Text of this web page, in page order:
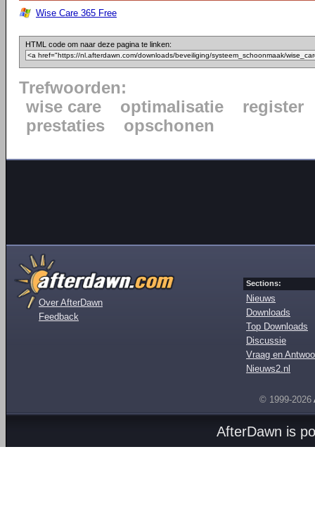
Wise Care 365 Free
HTML code om naar deze pagina te linken:
Trefwoorden:
wise care
optimalisatie
register
prestaties
opschonen
Over AfterDawn
Feedback
Sections:
Nieuws
Downloads
Top Downloads
Discussie
Vraag en
Nieuws2.nl
© 1999-2026
AfterDawn is